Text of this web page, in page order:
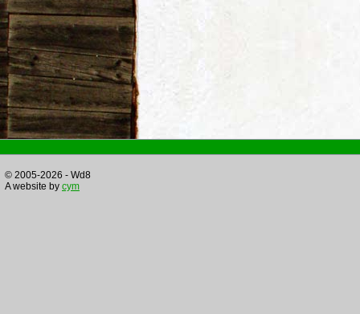
© 2005-2026 - Wd8
A website by cym